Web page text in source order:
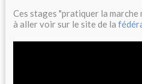
Ces stages "pratiquer la
à aller voir sur le site de la